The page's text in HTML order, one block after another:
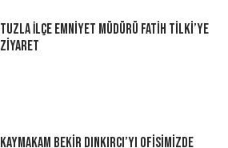
Tuzla İlçe Emniyet Müdürü Fatih Tilki’ye
Ziyaret
Kaymakam Bekir Dınkırcı’yı Ofisimizde